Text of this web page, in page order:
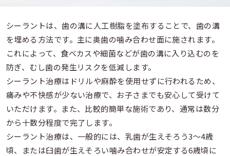
シーラントは、歯の溝に人工樹脂を塗布することで、歯の溝
を埋める方法です。主に奥歯の噛み合わせ面に施されます。
これによって、食べカスや細菌などが歯の溝に入り込むのを
防ぎ、むし歯の発生リスクを低減します。
シーラント治療はドリルや麻酔を使用せずに行われるため、
痛みや不快感が少ない治療で、お子さまでも安心して受けて
いただけます。また、比較的簡単な施術であり、通常は数分
から十数分程度で完了します。
シーラント治療は、一般的には、乳歯が生えそろう3〜4歳
頃、または臼歯が生えそろい噛み合わせが安定する6歳頃に